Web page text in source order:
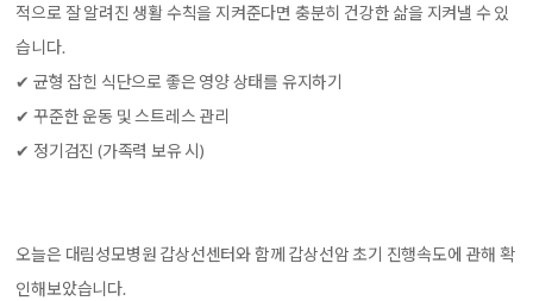
적으로 잘 알려진 생활 수칙을 지켜준다면 충분히 건강한 삶을 지켜낼 수 있
습니다.
✔ 균형 잡힌 식단으로 좋은 영양 상태를 유지하기
✔ 꾸준한 운동 및 스트레스 관리
✔ 정기검진 (가족력 보유 시)
오늘은 대림성모병원 갑상선센터와 함께 갑상선암 초기 진행속도에 관해 확
인해보았습니다.